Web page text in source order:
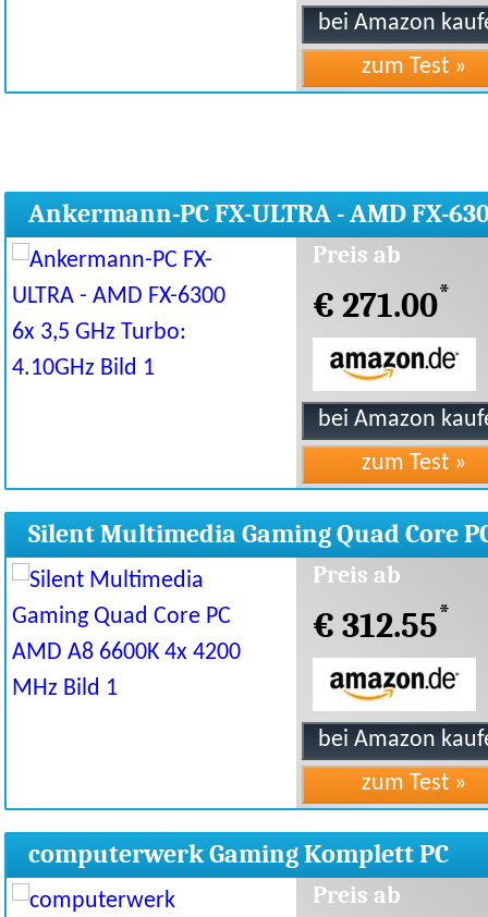
Ankermann-PC FX-ULTRA - AMD FX-
6x 3,5 GHz Turbo: 4.10GHzPreis ab
€ 271.00*
Silent Multimedia Gaming Quad Core
AMD A8
Preis ab
€ 312.55*
computerwerk Gaming Komplett PC
Darwin C 2x 3.4 GHz
Preis ab